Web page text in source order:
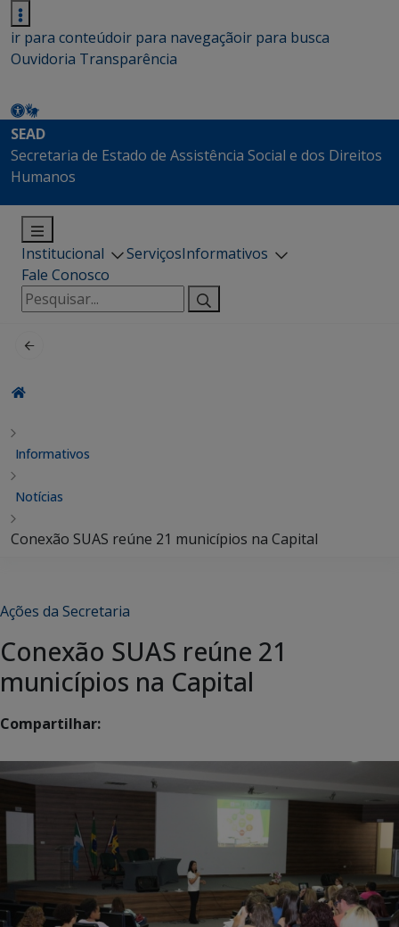
ir para conteúdoir para navegaçãoir para busca
Ouvidoria Transparência
SEAD
Secretaria de Estado de Assistência Social e dos Direitos
Humanos
Institucional ServiçosInformativos
Fale Conosco
Pesquisar
por:
Informativos
Notícias
Conexão SUAS reúne 21 municípios na Capital
Ações da Secretaria
Conexão SUAS reúne 21
municípios na Capital
Compartilhar: